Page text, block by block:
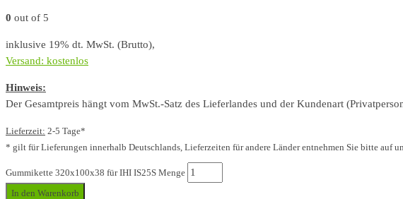
0 out of 5
inklusive 19% dt. MwSt. (Brutto),
Versand: kostenlos
Hinweis:
Der Gesamtpreis hängt vom MwSt.-Satz des Lieferlandes und der Kundenart
Lieferzeit: 2-5 Tage*
* gilt für Lieferungen innerhalb Deutschlands, Lieferzeiten für andere Länder entnehmen Sie bitte auf
Gummikette 320x100x38 für IHI IS25S Menge
In den Warenkorb